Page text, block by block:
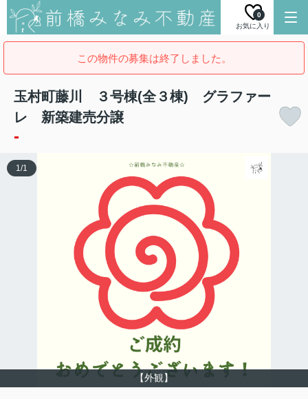
お気に入り
0
この物件の募集は終了しました。
玉村町藤川 ３号棟(全３棟) グラファー
レ 新築建売分譲
-
【外観】
1/1